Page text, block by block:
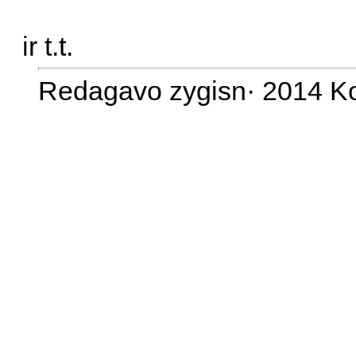
ir t.t.
Redagavo zygisn· 2014